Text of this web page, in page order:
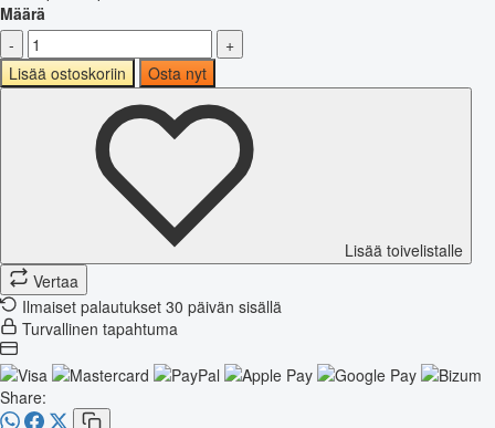
Määrä
-
+
Lisää ostoskoriin
Osta nyt
Lisää toivelistalle
Vertaa
Ilmaiset palautukset 30 päivän sisällä
Turvallinen tapahtuma
Share: